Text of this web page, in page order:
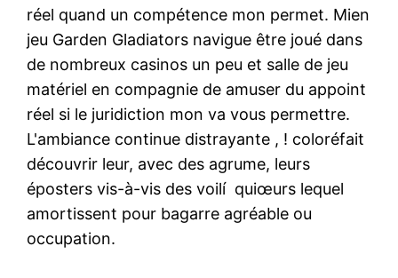
réel quand un compétence mon permet. Mien
jeu Garden Gladiators navigue être joué dans
de nombreux casinos un peu et salle de jeu
matériel en compagnie de amuser du appoint
réel si le juridiction mon va vous permettre.
L'ambiance continue distrayante , ! coloréfait
découvrir leur, avec des agrume, leurs
éposters vis-à-vis des voilí quiœurs lequel
amortissent pour bagarre agréable ou
occupation.